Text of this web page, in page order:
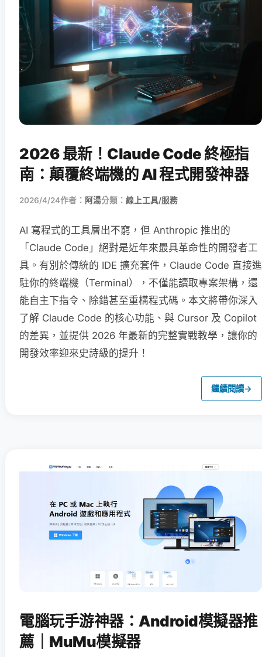
2026 最新！Claude Code 終極指
南：顛覆終端機的 AI 程式開發神器
2026/4/24作者： 阿湯分類： 線上工具/服務
AI 寫程式的工具層出不窮，但 Anthropic 推出的
「Claude Code」絕對是近年來最具革命性的開發者工
具。有別於傳統的 IDE 擴充套件，Claude Code 直接進
駐你的終端機（Terminal），不僅能讀取專案架構，還
能自主下指令、除錯甚至重構程式碼。本文將帶你深入
了解 Claude Code 的核心功能、與 Cursor 及 Copilot
的差異，並提供 2026 年最新的完整實戰教學，讓你的
開發效率迎來史詩級的提升！
繼續閱讀→
電腦玩手游神器：Android模擬器推
薦｜MuMu模擬器